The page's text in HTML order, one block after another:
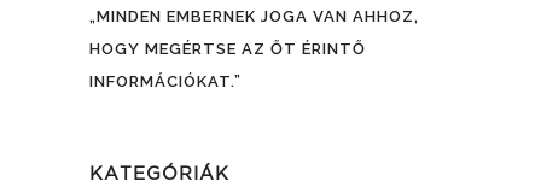
„MINDEN EMBERNEK JOGA VAN AHHOZ,
HOGY MEGÉRTSE AZ ŐT ÉRINTŐ
INFORMÁCIÓKAT.”
KATEGÓRIÁK